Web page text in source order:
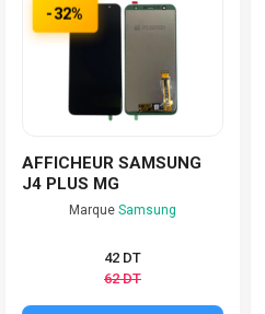
-32%
AFFICHEUR SAMSUNG
J4 PLUS MG
Marque Samsung
42 DT
62 DT